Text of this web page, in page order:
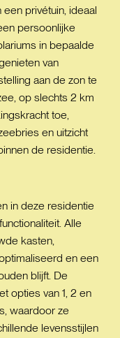
privétuin, ideaal
persoonlijke
in bepaalde
van
aan de zon te
op slechts 2 km
toe,
en uitzicht
de residentie.
in deze residentie
Alle
kasten,
en een
blijft. De
opties van 1, 2 en
waardoor ze
levensstijlen